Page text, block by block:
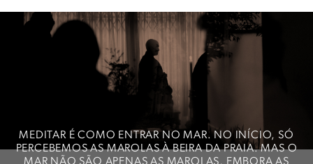
MEDITAR É COMO ENTRAR NO MAR. NO INÍCIO, SÓ
PERCEBEMOS AS MAROLAS À BEIRA DA PRAIA. MAS O